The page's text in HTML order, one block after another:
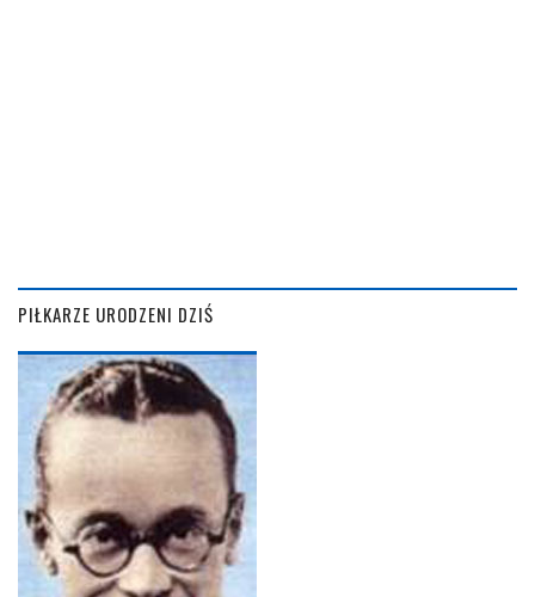
PIŁKARZE URODZENI DZIŚ